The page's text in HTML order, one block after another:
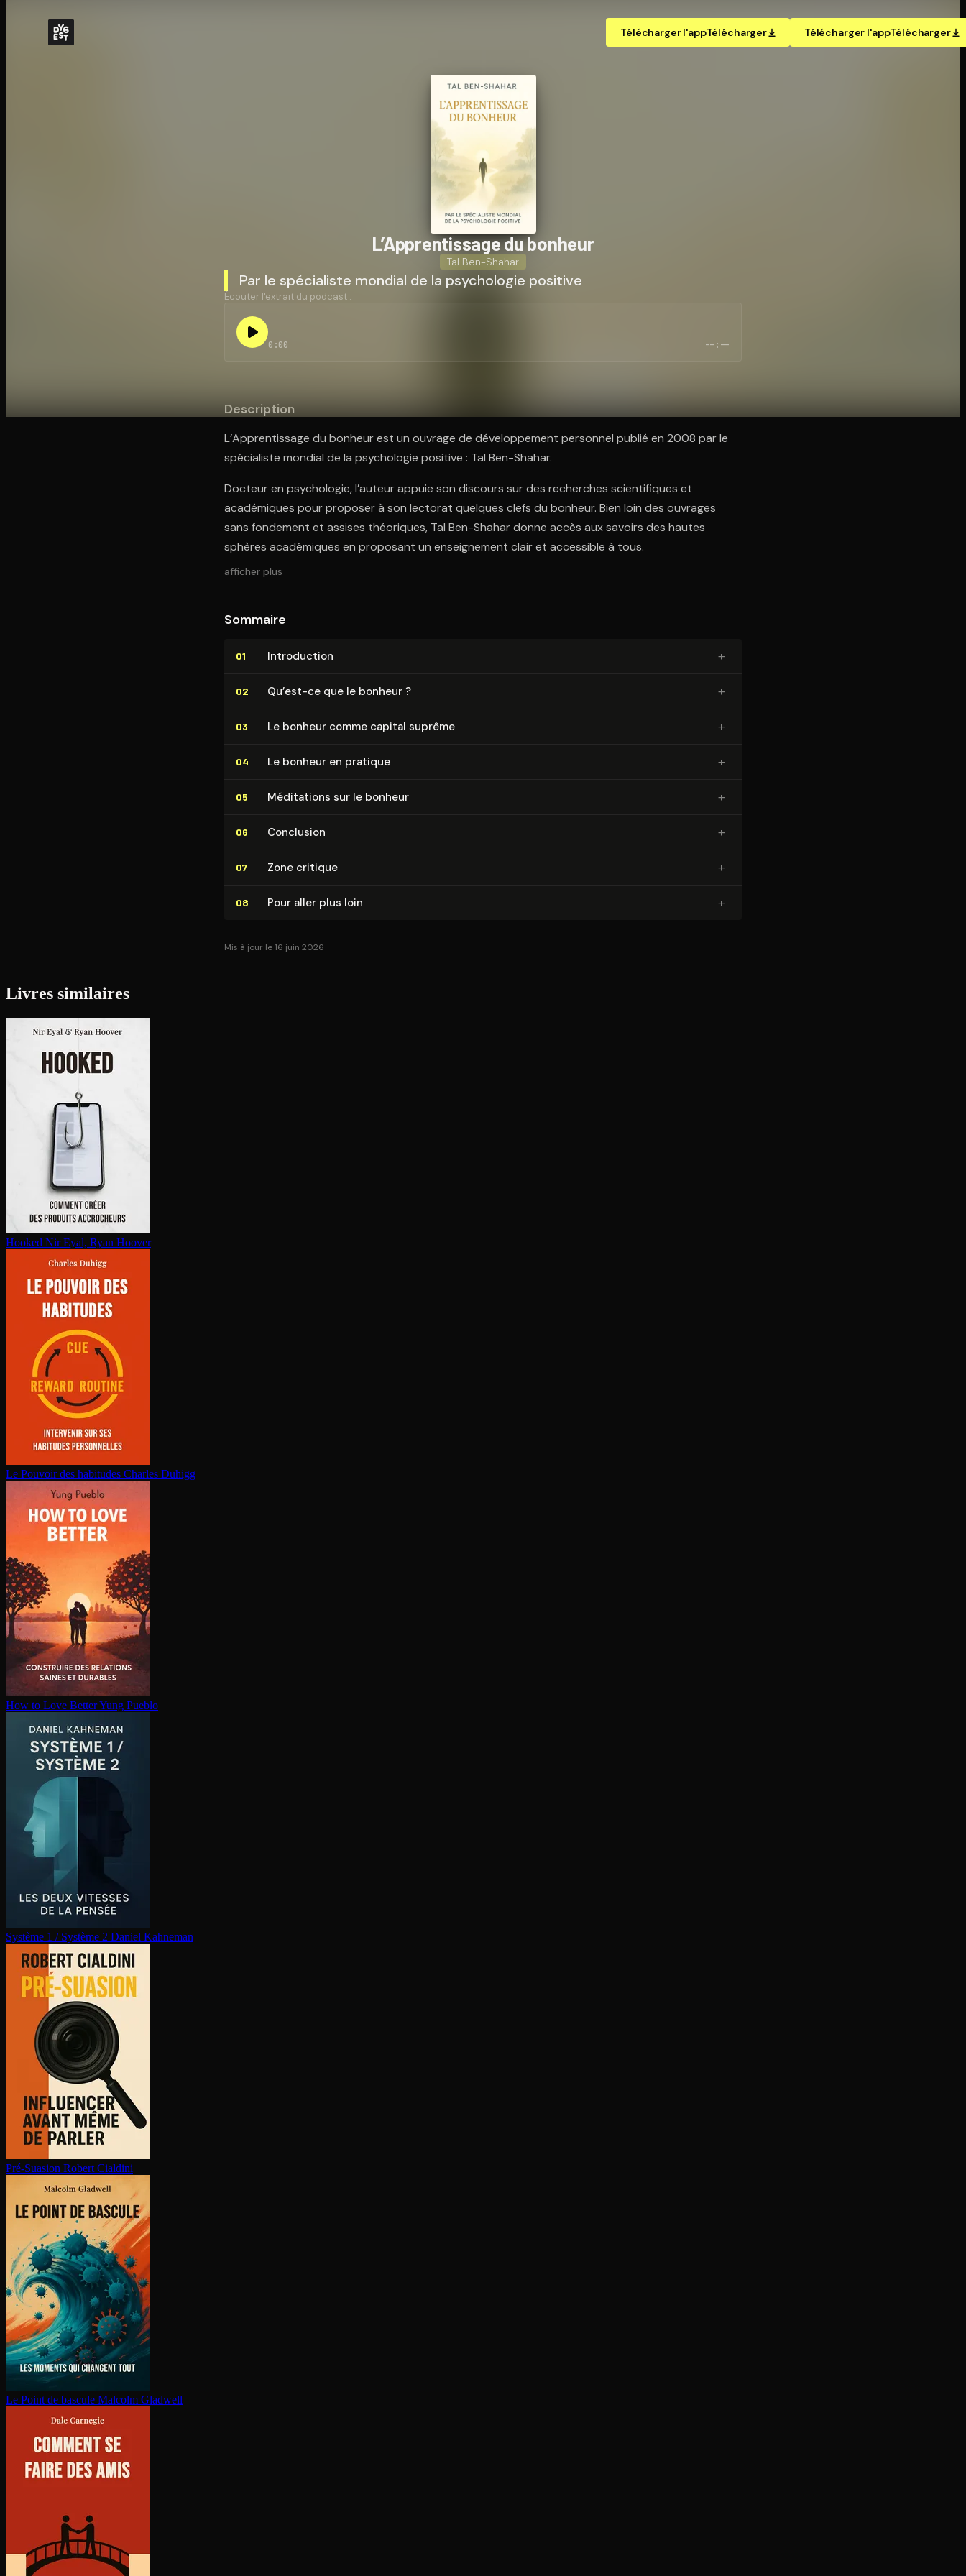
Télécharger l'appTélécharger Télécharger l'appTélécharger
L’Ap­pren­tis­sage du bonheur
Tal Ben-Shahar
Par le spécialiste mondial de la psychologie positive
Écouter l'extrait du podcast :
0:00 --:--
Description
L’Apprentissage du bonheur est un ouvrage de développement personnel publié en 2008 par le
spécialiste mondial de la psychologie positive : Tal Ben-Shahar.
Docteur en psychologie, l’auteur appuie son discours sur des recherches scientifiques et
académiques pour proposer à son lectorat quelques clefs du bonheur. Bien loin des ouvrages
sans fondement et assises théoriques, Tal Ben-Shahar donne accès aux savoirs des hautes
sphères académiques en proposant un enseignement clair et accessible à tous.
afficher plus
Sommaire
01 In­tro­duc­tion +
02 Qu’est-ce que le bonheur ? +
03 Le bonheur comme capital suprême +
04 Le bonheur en pratique +
05 Méditations sur le bonheur +
06 Conclusion +
07 Zone critique +
08 Pour aller plus loin +
Mis à jour le 16 juin 2026
Livres similaires
Hooked Nir Eyal, Ryan Hoover
Le Pouvoir des habitudes Charles Duhigg
How to Love BetterYung Pueblo
Système 1 / Système 2 Daniel Kahneman
Pré-Suasion Robert Cialdini
Le Point de bascule Malcolm Gladwell